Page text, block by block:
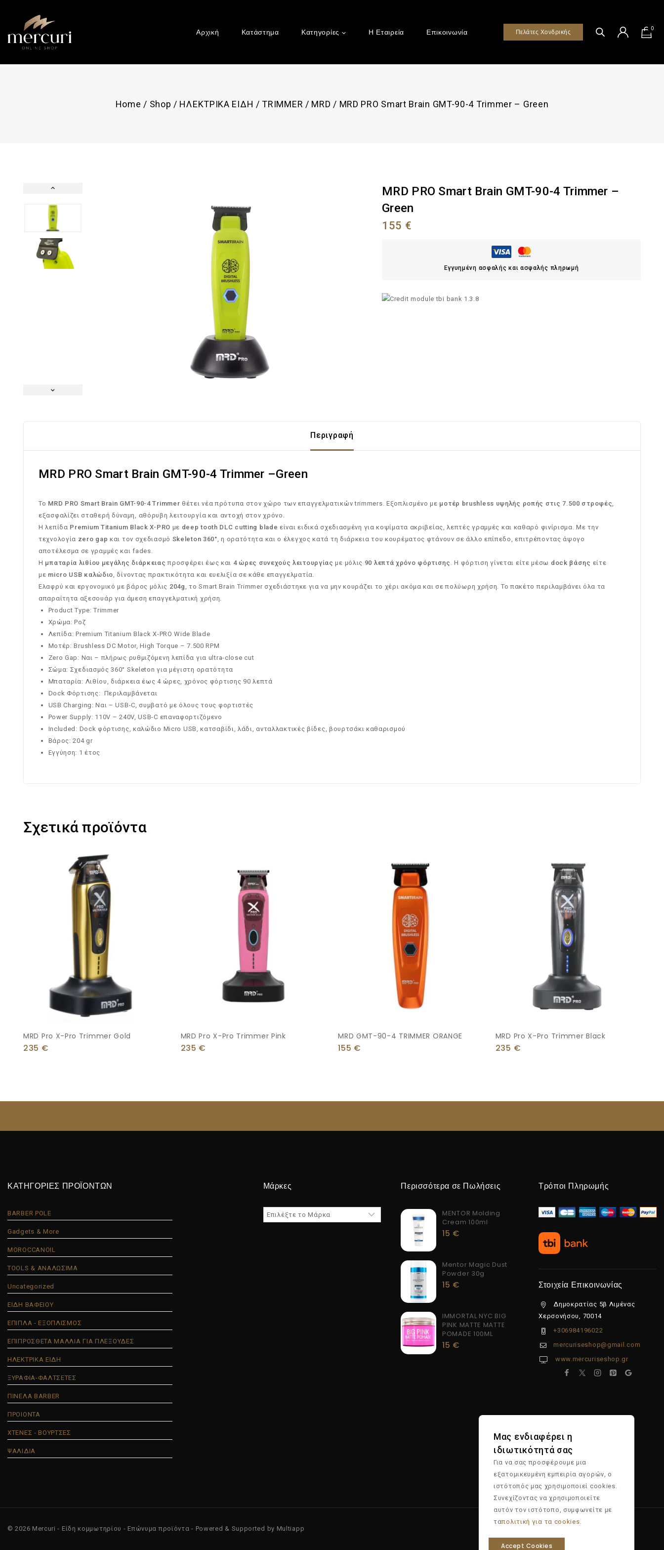
Αρχική Κατάστημα Κατηγορίες Η Εταιρεία Επικοινωνία Πελάτες Χονδρικής 0
Home / Shop / ΗΛΕΚΤΡΙΚΑ ΕΙΔΗ / TRIMMER / MRD / MRD PRO Smart Brain GMT-90-4 Trimmer – Green
MRD PRO Smart Brain GMT-90-4 Trimmer –
Green
155 €
Εγγυημένη ασφαλής και ασφαλής πληρωμή
Περιγραφή
MRD PRO Smart Brain GMT-90-4 Trimmer –Green
Το MRD PRO Smart Brain GMT-90-4 Trimmerθέτει νέα πρότυπα στον χώρο των επαγγελματικών trimmers. Εξοπλισμένο με μοτέρ brushless υψηλής ροπής στις 7.500 στροφές,
εξασφαλίζει σταθερή δύναμη, αθόρυβη λειτουργία και αντοχή στον χρόνο.
Η λεπίδα Premium Titanium Black X-PRO με deep tooth DLC cutting blade είναι ειδικά σχεδιασμένη για κοψίματα ακριβείας, λεπτές γραμμές και καθαρό φινίρισμα. Με την
τεχνολογία zero gap και τον σχεδιασμό Skeleton 360°, η ορατότητα και ο έλεγχος κατά τη διάρκεια του κουρέματος φτάνουν σε άλλο επίπεδο, επιτρέποντας άψογο
αποτέλεσμα σε γραμμές και fades.
Η μπαταρία λιθίου μεγάλης διάρκειας προσφέρει έως και 4 ώρες συνεχούς λειτουργίας με μόλις 90 λεπτά χρόνο φόρτισης . Η φόρτιση γίνεται είτε μέσω dock βάσης είτε
με micro USB καλώδιο, δίνοντας πρακτικότητα και ευελιξία σε κάθε επαγγελματία.
Ελαφρύ και εργονομικό με βάρος μόλις 204g, το Smart Brain Trimmer σχεδιάστηκε για να μην κουράζει το χέρι ακόμα και σε πολύωρη χρήση. Το πακέτο περιλαμβάνει όλα τα
απαραίτητα αξεσουάρ για άμεση επαγγελματική χρήση.
Product Type: Trimmer
Χρώμα: Ροζ
Λεπίδα: Premium Titanium Black X-PRO Wide Blade
Μοτέρ: Brushless DC Motor, High Torque – 7.500 RPM
Zero Gap: Ναι – πλήρως ρυθμιζόμενη λεπίδα για ultra-close cut
Σώμα: Σχεδιασμός 360° Skeleton για μέγιστη ορατότητα
Μπαταρία: Λιθίου, διάρκεια έως 4 ώρες, χρόνος φόρτισης 90 λεπτά
Dock Φόρτισης: Περιλαμβάνεται
USB Charging: Ναι – USB-C, συμβατό με όλους τους φορτιστές
Power Supply: 110V – 240V, USB-C επαναφορτιζόμενο
Included: Dock φόρτισης, καλώδιο Micro USB, κατσαβίδι, λάδι, ανταλλακτικές βίδες, βουρτσάκι καθαρισμού
Βάρος: 204 gr
Εγγύηση: 1 έτος
Σχετικά προϊόντα
MRD Pro X-Pro Trimmer Gold
235 €
MRD Pro X-Pro Trimmer Pink
235 €
MRD GMT-90-4 TRIMMER ORANGE
155 €
MRD Pro X-Pro Trimmer Black
235 €
ΚΑΤΗΓΟΡΙΕΣ ΠΡΟΪΟΝΤΩΝ
BARBER POLE
Gadgets & More
MOROCCANOIL
TOOLS & ΑΝΑΛΩΣΙΜΑ
Uncategorized
ΕΙΔΗ ΒΑΦΕΙΟΥ
ΕΠΙΠΛΑ - ΕΞΟΠΛΙΣΜΟΣ
ΕΠΙΠΡΟΣΘΕΤΑ ΜΑΛΛΙΑ ΓΙΑ ΠΛΕΞΟΥΔΕΣ
ΗΛΕΚΤΡΙΚΑ ΕΙΔΗ
ΞΥΡΑΦΙΑ-ΦΑΛΤΣΕΤΕΣ
ΠΙΝΕΛΑ BARBER
ΠΡΟΙΟΝΤΑ
ΧΤΕΝΕΣ - ΒΟΥΡΤΣΕΣ
ΨΑΛΙΔΙΑ
Μάρκες Περισσότερα σε Πωλήσεις
MENTOR Molding
Cream 100ml
15 €
Mentor Magic Dust
Powder 30g
15 €
IMMORTAL NYC BIG
PINK MATTE MATTE
POMADE 100ML
15 €
Τρόποι Πληρωμής
Στοιχεία Επικοινωνίας
Δημοκρατίας 5β Λιμένας
Χερσονήσου, 70014
+306984196022
mercuriseshop@gmail.com
www.mercuriseshop.gr
© 2026 Mercuri - Είδη κομμωτηρίου - Επώνυμα προϊόντα - Powered & Supported by Multiapp
Μας ενδιαφέρει η
ιδιωτικότητά σας
Για να σας προσφέρουμε μια
εξατομικευμένη εμπειρία αγορών, ο
ιστότοπός μας χρησιμοποιεί cookies.
Συνεχίζοντας να χρησιμοποιείτε
αυτόν τον ιστότοπο, συμφωνείτε με
ταπολιτική για τα cookies.
Accept Cookies